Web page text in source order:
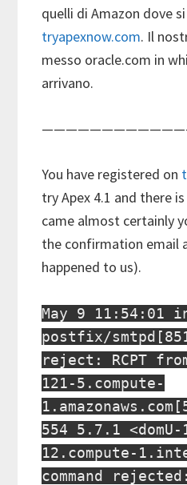
quelli di Amazon dove
tryapexnow.com. Il
messo oracle.com in
arrivano.
You have registered on
try Apex 4.1 and there
came almost certainly
the confirmation email
happened to us).
May 9 11:54:01
postfix/
reject: RCPT
121-5.compute-
554 5.7.1
12.compute-
command